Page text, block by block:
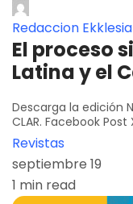
Redaccion Ekklesia
El proceso
Latina y el
Descarga la edición
CLAR. Facebook Post
Revistas
septiembre 19
1 min read